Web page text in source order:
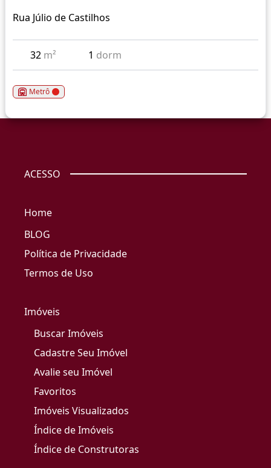
Rua Júlio de Castilhos
32 m² 1 dorm
Metrô
ACESSO
Home
BLOG
Política de Privacidade
Termos de Uso
Imóveis
Buscar Imóveis
Cadastre Seu Imóvel
Avalie seu Imóvel
Favoritos
Imóveis Visualizados
Índice de Imóveis
Índice de Construtoras